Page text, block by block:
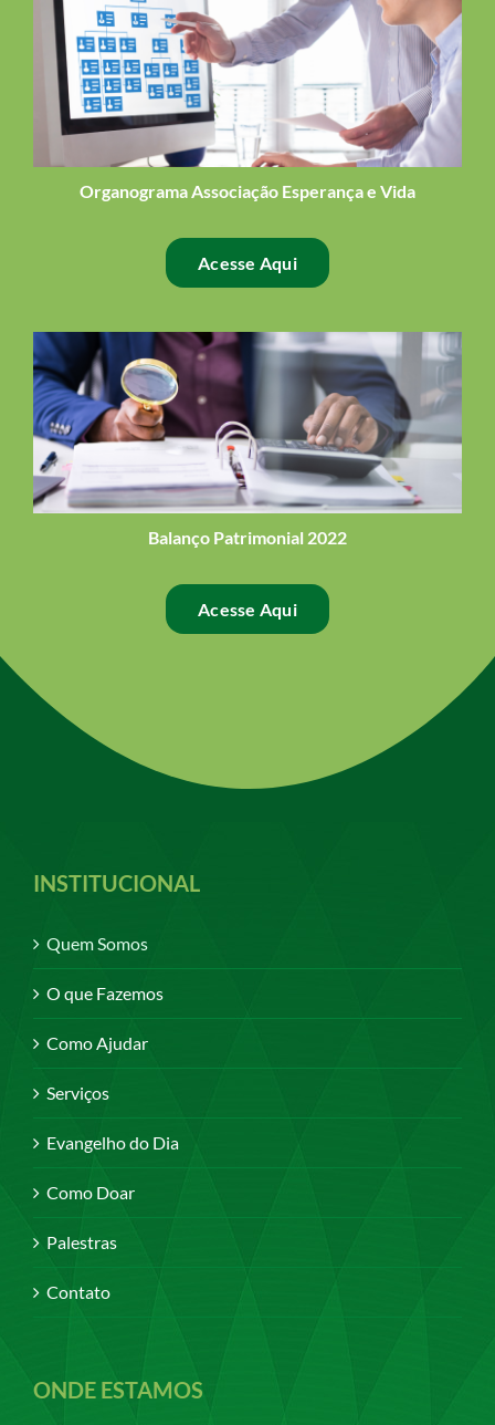
Organograma Associação Esperança e Vida
Acesse Aqui
Balanço Patrimonial 2022
Acesse Aqui
INSTITUCIONAL
Quem Somos
O que Fazemos
Como Ajudar
Serviços
Evangelho do Dia
Como Doar
Palestras
Contato
ONDE ESTAMOS